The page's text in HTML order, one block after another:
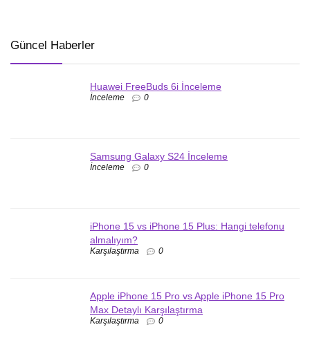
Güncel Haberler
Huawei FreeBuds 6i İnceleme
İnceleme 0
Samsung Galaxy S24 İnceleme
İnceleme 0
iPhone 15 vs iPhone 15 Plus: Hangi telefonu
almalıyım?
Karşılaştırma 0
Apple iPhone 15 Pro vs Apple iPhone 15 Pro
Max Detaylı Karşılaştırma
Karşılaştırma 0